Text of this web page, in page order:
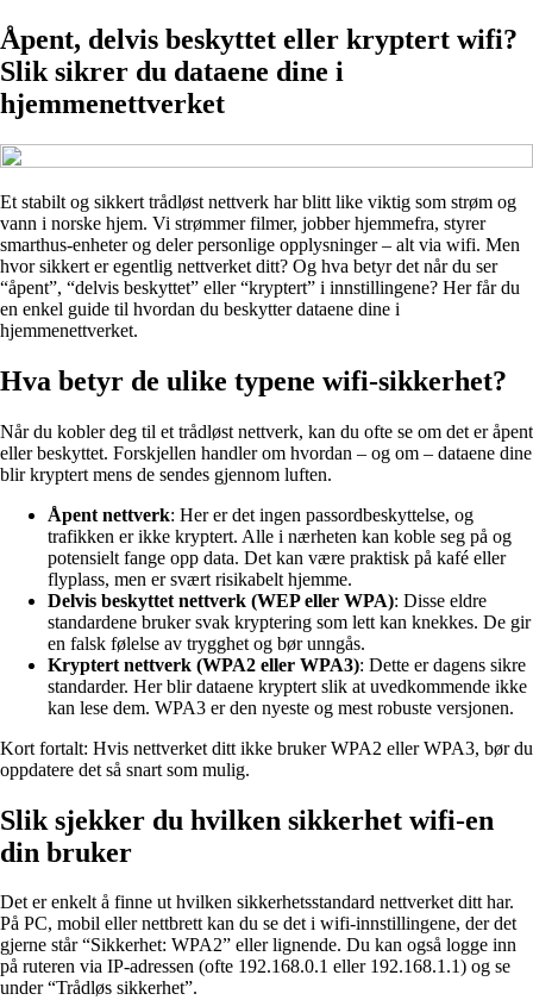
Åpent, delvis beskyttet eller kryptert wifi?
Slik sikrer du dataene dine i
hjemmenettverket
Et stabilt og sikkert trådløst nettverk har blitt like viktig som strøm og
vann i norske hjem. Vi strømmer filmer, jobber hjemmefra, styrer
smarthus-enheter og deler personlige opplysninger – alt via wifi. Men
hvor sikkert er egentlig nettverket ditt? Og hva betyr det når du ser
“åpent”, “delvis beskyttet” eller “kryptert” i innstillingene? Her får du
en enkel guide til hvordan du beskytter dataene dine i
hjemmenettverket.
Hva betyr de ulike typene wifi-sikkerhet?
Når du kobler deg til et trådløst nettverk, kan du ofte se om det er åpent
eller beskyttet. Forskjellen handler om hvordan – og om – dataene dine
blir kryptert mens de sendes gjennom luften.
Åpent nettverk: Her er det ingen passordbeskyttelse, og
trafikken er ikke kryptert. Alle i nærheten kan koble seg på og
potensielt fange opp data. Det kan være praktisk på kafé eller
flyplass, men er svært risikabelt hjemme.
Delvis beskyttet nettverk (WEP eller WPA): Disse eldre
standardene bruker svak kryptering som lett kan knekkes. De gir
en falsk følelse av trygghet og bør unngås.
Kryptert nettverk (WPA2 eller WPA3): Dette er dagens sikre
standarder. Her blir dataene kryptert slik at uvedkommende ikke
kan lese dem. WPA3 er den nyeste og mest robuste versjonen.
Kort fortalt: Hvis nettverket ditt ikke bruker WPA2 eller WPA3, bør du
oppdatere det så snart som mulig.
Slik sjekker du hvilken sikkerhet wifi-en
din bruker
Det er enkelt å finne ut hvilken sikkerhetsstandard nettverket ditt har.
På PC, mobil eller nettbrett kan du se det i wifi-innstillingene, der det
gjerne står “Sikkerhet: WPA2” eller lignende. Du kan også logge inn
på ruteren via IP-adressen (ofte 192.168.0.1 eller 192.168.1.1) og se
under “Trådløs sikkerhet”.